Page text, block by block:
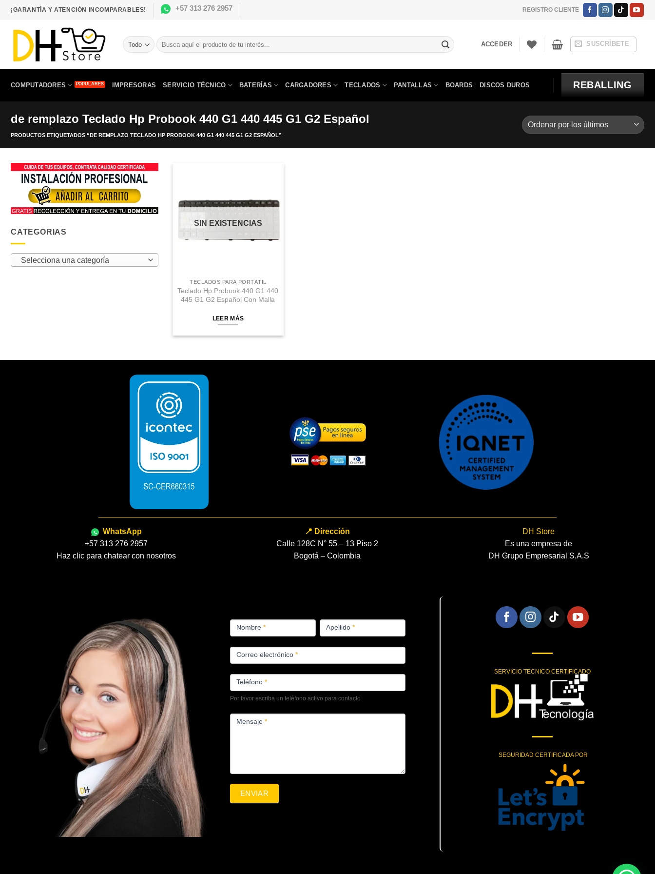
Saltar
contenido
¡GARANTÍA Y ATENCIÓN INCOMPARABLES! +57 313 276 2957 REGISTRO CLIENTE
Buscar
por:
ACCEDER SUSCRÍBETE
COMPUTADORES IMPRESORAS SERVICIO TÉCNICO BATERÍAS CARGADORES TECLADOS PANTALLAS BOARDS DISCOS DUROS REBALLING
de remplazo Teclado Hp Probook 440 G1 440 445 G1 G2 Español
PRODUCTOS ETIQUETADOS “DE REMPLAZO TECLADO HP PROBOOK 440 G1 440 445 G1 G2 ESPAÑOL”
CATEGORIAS
Selecciona una categoría
SIN EXISTENCIAS
TECLADOS PARA PORTÁTIL
Teclado Hp Probook 440 G1 440
445 G1 G2 Español Con Malla
LEER MÁS
WhatsApp
+57 313 276 2957
Haz clic para chatear con nosotros
📍 Dirección
Calle 128C N° 55 – 13 Piso 2
Bogotá – Colombia
DH Store
Es una empresa de
DH Grupo Empresarial S.A.S
PRODUCTOS
Nombre * Apellido *
Correo electrónico *
Teléfono *
Por favor escriba un teléfono activo para contacto
Mensaje *
ENVIAR
SERVICIO TECNICO CERTIFICADO
SEGURIDAD CERTIFICADA POR